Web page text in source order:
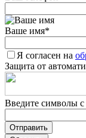
Ваше имя*
Я согласен на
Защита от
Введите символы с